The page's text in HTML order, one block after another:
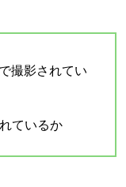
撮影されてい
ているか